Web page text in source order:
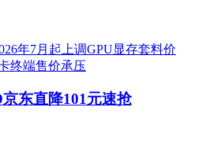
东直降101元速抢